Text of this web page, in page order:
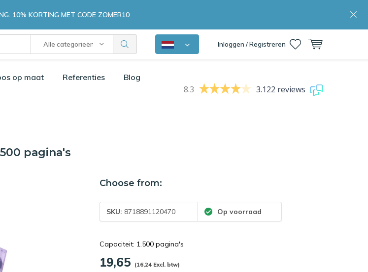
Alle categorieën Inloggen / Registreren
10% KORTING MET CODE ZOMER10
op maat Referenties Blog
8.3 3.122 reviews
pagina's
Choose from:
SKU: 8718891120470 Op voorraad
Capaciteit: 1.500 pagina's
19,65 (16,24 Excl. btw)